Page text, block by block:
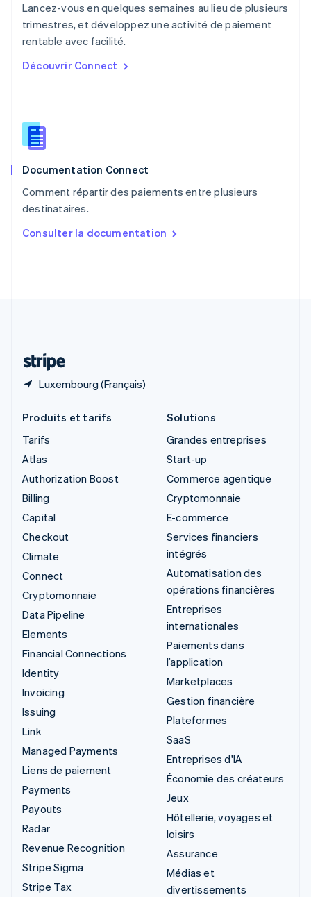
Lancez-vous en quelques semaines au lieu de plusieurs
trimestres, et développez une activité de paiement
rentable avec facilité.
Découvrir Connect
Documentation Connect
Comment répartir des paiements entre plusieurs
destinataires.
Consulter la documentation
Luxembourg (Français)
NederlandsEnglish
Pologne
English
PortuguêsEnglish
English
Roumanie
Royaume-Uni
Singapour
English简体中文
English
Produits et tarifs
Tarifs
Atlas
Authorization Boost
Billing
Capital
Checkout
Climate
Connect
Cryptomonnaie
Data Pipeline
Elements
Financial Connections
Identity
Invoicing
Issuing
Link
Managed Payments
Liens de paiement
Payments
Payouts
Radar
Revenue Recognition
Stripe Sigma
Stripe Tax
Solutions
Grandes entreprises
Start-up
Commerce agentique
Cryptomonnaie
E-commerce
Services financiers
intégrés
Automatisation des
opérations financières
Entreprises
internationales
Paiements dans
l’application
Marketplaces
Gestion financière
Plateformes
SaaS
Entreprises d'IA
Économie des créateurs
Jeux
Hôtellerie, voyages et
loisirs
Assurance
Médias et
divertissements